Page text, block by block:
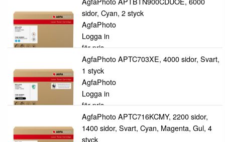
sidor, Cyan, 2 styck
AgfaPhoto
Logga in
för pris
AgfaPhoto APTC703XE, 4000 sidor, Svart,
1 styck
AgfaPhoto
Logga in
för pris
AgfaPhoto APTC716KCMY, 2200 sidor,
1400 sidor, Svart, Cyan, Magenta, Gul, 4
styck